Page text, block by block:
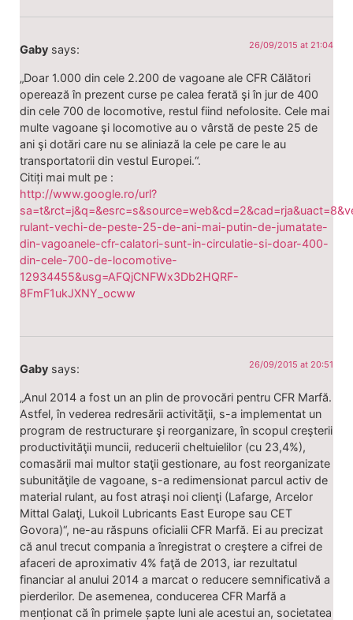
Gaby says: 26/09/2015 at 21:04
„Doar 1.000 din cele 2.200 de vagoane ale CFR Călători
operează în prezent curse pe calea ferată şi în jur de 400
din cele 700 de locomotive, restul fiind nefolosite. Cele mai
multe vagoane şi locomotive au o vârstă de peste 25 de
ani şi dotări care nu se aliniază la cele pe care le au
transportatorii din vestul Europei.“.
Citiți mai mult pe :
http://www.google.ro/url?
rulant-vechi-de-peste-25-de-ani-mai-putin-de-jumatate-
din-vagoanele-cfr-calatori-sunt-in-circulatie-si-doar-400-
din-cele-700-de-locomotive-
12934455&usg=AFQjCNFWx3Db2HQRF-
8FmF1ukJXNY_ocww
Gaby says: 26/09/2015 at 20:51
„Anul 2014 a fost un an plin de provocări pentru CFR Marfă.
Astfel, în vederea redresării activităţii, s-a implementat un
program de restructurare şi reorganizare, în scopul creşterii
productivităţii muncii, reducerii cheltuielilor (cu 23,4%),
comasării mai multor staţii gestionare, au fost reorganizate
subunităţile de vagoane, s-a redimensionat parcul activ de
material rulant, au fost atraşi noi clienţi (Lafarge, Arcelor
Mittal Galaţi, Lukoil Lubricants East Europe sau CET
Govora)“, ne-au răspuns oficialii CFR Marfă. Ei au precizat
că anul trecut compania a înregistrat o creştere a cifrei de
afaceri de aproximativ 4% faţă de 2013, iar rezultatul
financiar al anului 2014 a marcat o reducere semnificativă a
pierderilor. De asemenea, conducerea CFR Marfă a
menționat că în primele șapte luni ale acestui an, societatea